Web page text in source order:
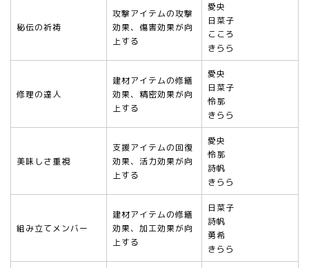
秘伝の祈祷
攻撃アイテムの攻撃
効果、傷害効果が向
上する
愛央
日菜子
こころ
きらら
修理の達人
建材アイテムの修繕
効果、精密効果が向
上する
愛央
日菜子
怜那
きらら
美味しさ重視
支援アイテムの回復
効果、活力効果が向
上する
愛央
怜那
詩帆
きらら
組み立てメンバー
建材アイテムの修繕
効果、加工効果が向
上する
日菜子
詩帆
勇希
きらら